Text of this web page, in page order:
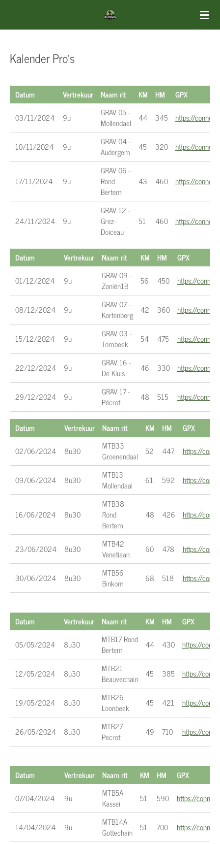
hoofdinhoud
Kalender Pro's
Datum Vertrekuur Naam rit KM HM
GPX
03/11/2024
9u
GRAV 05 -
Mollendael
44 345 https://
10/11/2024 9u
GRAV 04 -
Audergem
45 320 https://
17/11/2024 9u
GRAV 06 -
Rond
Bertem
43 460 https://
24/11/2024 9u
GRAV 12 -
Grez-
Doiceau
51 460 https://
Datum Vertrekuur Naam rit KM HM
GPX
01/12/2024
9u
GRAV 09 -
Zoniën1B
56 450 https://
08/12/2024 9u
GRAV 07 -
Kortenberg
42 360 https://
15/12/2024 9u
GRAV 03 -
Tombeek
54 475 https://
22/12/2024 9u
GRAV 16 -
De Kluis
46 330 https://
29/12/2024 9u
GRAV 17 -
Pécrot
48 515 https://
Datum Vertrekuur Naam rit KM HM
GPX
02/06/2024
8u30
MTB33
Groenendaal
52 447 https://
09/06/2024 8u30
MTB13
Mollendaal
61 592 https://
16/06/2024 8u30
MTB38
Rond
Bertem
48 426 https://
23/06/2024 8u30
MTB42
Venetiaan
60 478 https://
30/06/2024 8u30
MTB56
Binkom
68 518 https://
Datum Vertrekuur Naam rit KM HM
GPX
05/05/2024
8u30
MTB17 Rond
Bertem
44 430 https://
12/05/2024 8u30
MTB21
Beauvechain
45 385 https://
19/05/2024 8u30
MTB26
Loonbeek
45 421 https://
26/05/2024 8u30
MTB27
Pecrot
49 710 https://
Datum Vertrekuur Naam rit KM HM
GPX
07/04/2024
9u
MTB5A
Kassei
51 590 https://
14/04/2024 9u
MTB14A
Gottechain
51 700 https://